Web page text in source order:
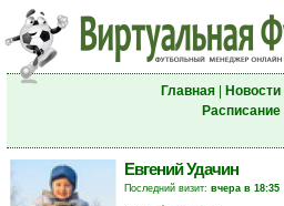
Главная| Новости|
Расписание|
Евгений Удачин
Последний визит: вчера в 18:35